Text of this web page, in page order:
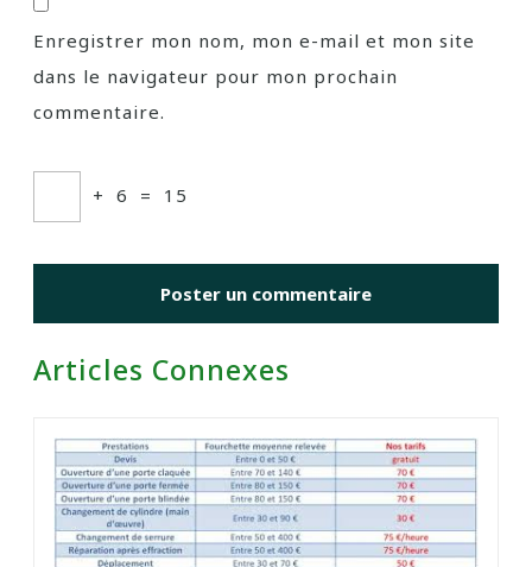
Enregistrer mon nom, mon e-mail et mon site
dans le navigateur pour mon prochain
commentaire.
+ 6 = 15
Articles Connexes